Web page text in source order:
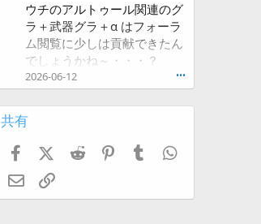
ウチのアルトゥール関連のグ
ラ＋武器グラ＋α はフォーラ
ム閲覧に少しは貢献できたん
でしょうかね～・・・？
2026-06-12 •••
共有
FacebookX (Twitter)
Reddit PinterestTumblr
Eメール